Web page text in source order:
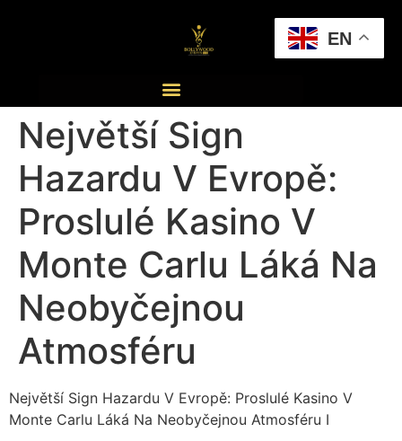
Největší Sign
Hazardu V Evropě:
Proslulé Kasino V
Monte Carlu Láká Na
Neobyčejnou
Atmosféru
Největší Sign Hazardu V Evropě: Proslulé Kasino V
Monte Carlu Láká Na Neobyčejnou Atmosféru I
EN